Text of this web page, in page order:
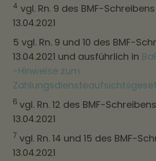
4 vgl. Rn. 9 des BMF-
13.04.2021
5 vgl. Rn. 9 und 10 des BMF-
13.04.2021 und ausführlich in
-Hinweise zum
6 vgl. Rn. 12 des BMF-
13.04.2021
7 vgl. Rn. 14 und 15 des BMF-
13.04.2021